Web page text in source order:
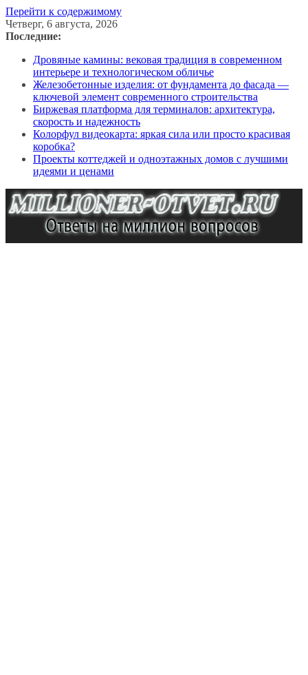
Перейти к содержимому
Четверг, 6 августа, 2026
Последние:
Дровяные камины: вековая традиция в современном
интерьере и технологическом обличье
Железобетонные изделия: от фундамента до фасада —
ключевой элемент современного строительства
Биржевая платформа для терминалов: архитектура,
скорость и надежность
Колорфул видеокарта: яркая сила или просто красивая
коробка?
Проекты коттеджей и одноэтажных домов с лучшими
идеями и ценами